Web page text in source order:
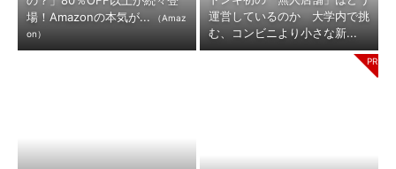
場！Amazonの本気が...
（Amaz
on）
運営しているのか 大学内で挑
む、コンビニより小さな新...